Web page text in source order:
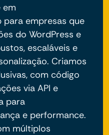
em
empresas que
do WordPress e
escaláveis e
Criamos
com código
via API e
para
e performance.
múltiplos